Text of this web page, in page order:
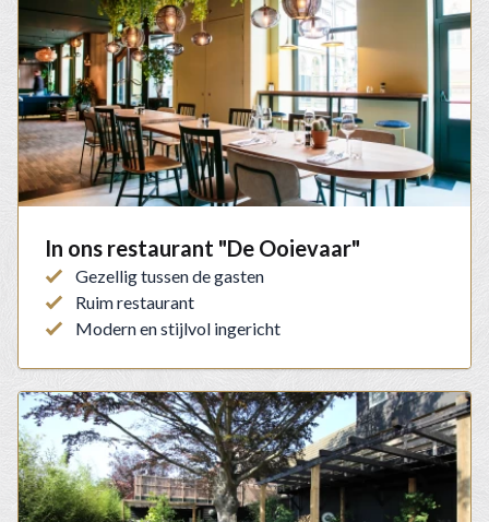
In ons restaurant "De Ooievaar"
Gezellig tussen de gasten
Ruim restaurant
Modern en stijlvol ingericht